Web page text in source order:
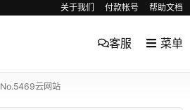
关于我们 付款帐号 帮助文档
客服 菜单
No.5469云网站